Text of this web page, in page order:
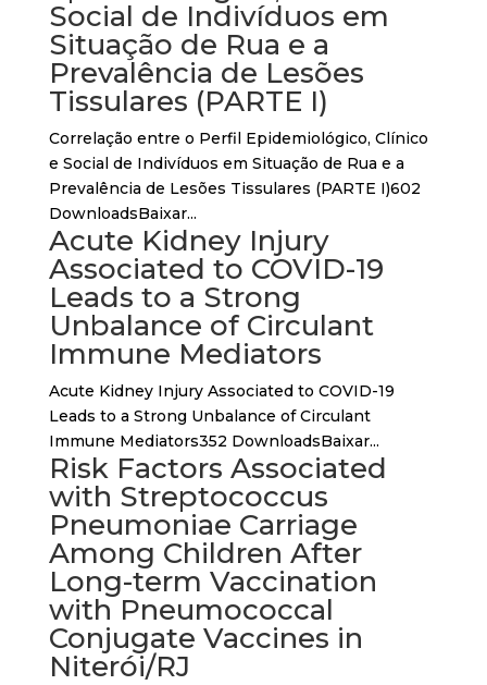
Social de Indivíduos em
Situação de Rua e a
Prevalência de Lesões
Tissulares (PARTE I)
Correlação entre o Perfil Epidemiológico, Clínico
e Social de Indivíduos em Situação de Rua e a
Prevalência de Lesões Tissulares (PARTE I)602
DownloadsBaixar...
Acute Kidney Injury
Associated to COVID-19
Leads to a Strong
Unbalance of Circulant
Immune Mediators
Acute Kidney Injury Associated to COVID-19
Leads to a Strong Unbalance of Circulant
Immune Mediators352 DownloadsBaixar...
Risk Factors Associated
with Streptococcus
Pneumoniae Carriage
Among Children After
Long-term Vaccination
with Pneumococcal
Conjugate Vaccines in
Niterói/RJ